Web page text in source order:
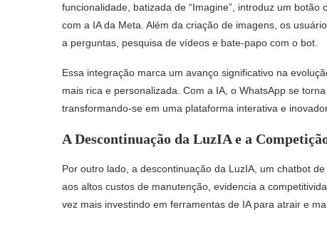
funcionalidade, batizada de “Imagine”, introduz um
com a IA da Meta. Além da criação de imagens, os
a perguntas, pesquisa de vídeos e bate-papo com o bot.
Essa integração marca um avanço significativo na
mais rica e personalizada. Com a IA, o WhatsApp se
transformando-se em uma plataforma interativa e
A Descontinuação da LuzIA e a
Por outro lado, a descontinuação da LuzIA, um chatbot
aos altos custos de manutenção, evidencia a
vez mais investindo em ferramentas de IA para atrair e